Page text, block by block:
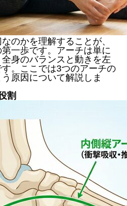
のかを理解することが、
一歩です。アーチは単に
身のバランスと動きを左
。ここでは3つのアーチの
原因について解説しま
割